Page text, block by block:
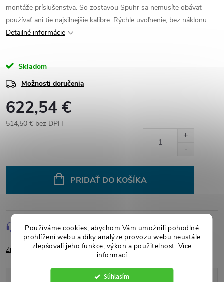
Používáme cookies, abychom Vám umožnili pohodlné
prohlížení webu a díky analýze provozu webu neustále
zlepšovali jeho funkce, výkon a použitelnost. Více
informací
Súhlasím
montáže príslušenstva. So zostavou Spuhr sa nemusíte obávať
používať ani tie najsilnejšie kalibre. Rýchle uvoľnenie, bez náklonu.
Detailné informácie
Skladom
Možnosti doručenia
622,54 €
514,50 € bez DPH
PRIDAŤ DO KOŠÍKA
Opýtať sa Strážiť Zdieľať
Značka: Spuhr